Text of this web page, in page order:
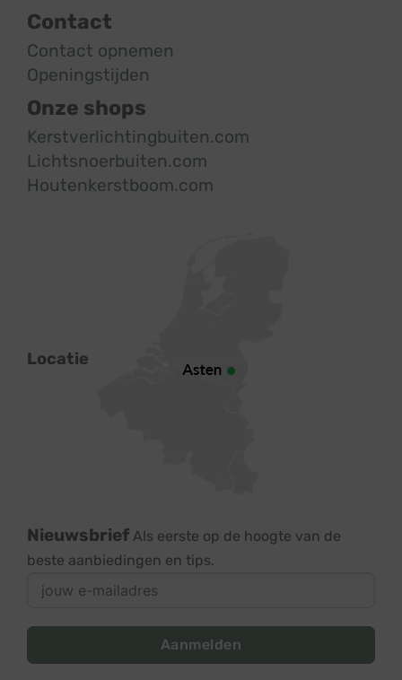
Contact
Contact opnemen
Openingstijden
Onze shops
Kerstverlichtingbuiten.com
Lichtsnoerbuiten.com
Houtenkerstboom.com
Locatie
Nieuwsbrief Als eerste op de hoogte van de
beste aanbiedingen en tips.
Aanmelden